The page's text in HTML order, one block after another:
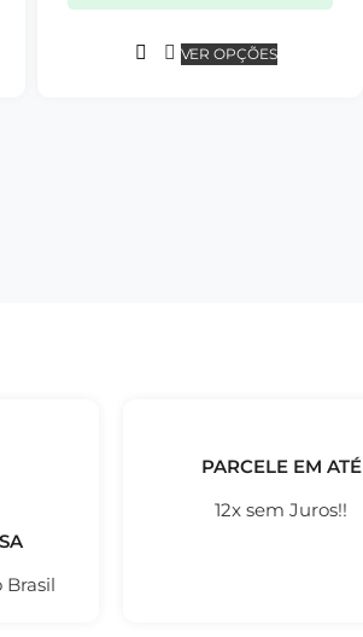
VER OPÇÕES
Brasil
PARCELE EM ATÉ
12x sem Juros!!